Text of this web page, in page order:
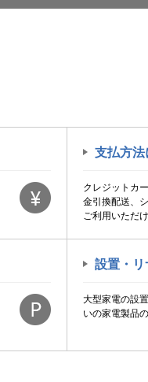
支払方法
クレジットカ
金引換配送、
ご利用いただけ
設置・リ
大型家電の設
いの家電製品